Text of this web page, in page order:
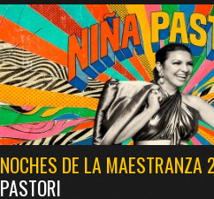
NOCHES DE LA MAESTRANZA
PASTORI